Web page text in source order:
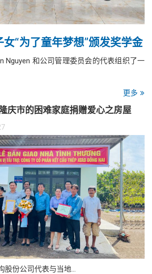
“为了童年梦想”颁发奖学金
Nguyen 和公司管理委员会的代表组织了一
更多
庆市的困难家庭捐赠爱心之房屋
股份公司代表与当地…